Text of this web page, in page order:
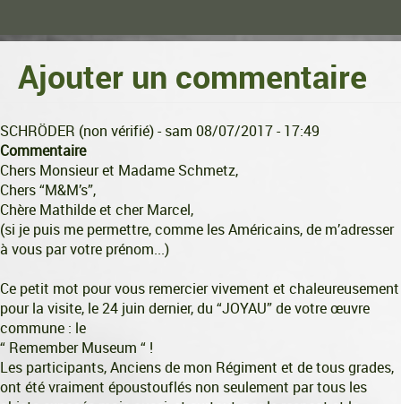
Ajouter un commentaire
SCHRÖDER (non vérifié)- sam 08/07/2017 - 17:49
Commentaire
Chers Monsieur et Madame Schmetz,
Chers “M&M’s”,
Chère Mathilde et cher Marcel,
(si je puis me permettre, comme les Américains, de m’adresser
à vous par votre prénom...)
Ce petit mot pour vous remercier vivement et chaleureusement
pour la visite, le 24 juin dernier, du “JOYAU” de votre œuvre
commune : le
“ Remember Museum “ !
Les participants, Anciens de mon Régiment et de tous grades,
ont été vraiment époustouflés non seulement par tous les